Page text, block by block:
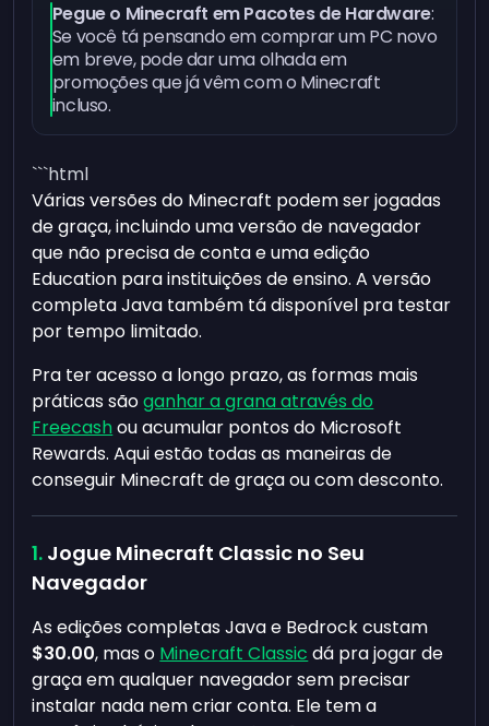
Pegue o Minecraft em Pacotes de Hardware:
Se você tá pensando em comprar um PC novo
em breve, pode dar uma olhada em
promoções que já vêm com o Minecraft
incluso.
```html
Várias versões do Minecraft podem ser jogadas
de graça, incluindo uma versão de navegador
que não precisa de conta e uma edição
Education para instituições de ensino. A versão
completa Java também tá disponível pra testar
por tempo limitado.
Pra ter acesso a longo prazo, as formas mais
práticas sãoganhar a grana através do
Freecashou acumular pontos do Microsoft
Rewards. Aqui estão todas as maneiras de
conseguir Minecraft de graça ou com desconto.
Jogue Minecraft Classic no Seu
Navegador
As edições completas Java e Bedrock custam
$30.00, mas o Minecraft Classic dá pra jogar de
graça em qualquer navegador sem precisar
instalar nada nem criar conta. Ele tem a